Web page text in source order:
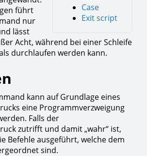
Case
Exit script
führt
nur
lässt
Acht, während bei einer Schleife
durchlaufen werden kann.
kann auf Grundlage eines
eine Programmverzweigung
Falls der
zutrifft und damit „wahr“ ist,
Befehle ausgeführt, welche dem
sind.